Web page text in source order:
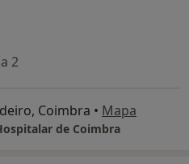
2
Coimbra • Mapa
de Coimbra